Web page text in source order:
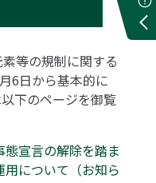
等の規制に関する
6日から基本的に
下のページを御覧
宣言の解除を踏ま
について（お知ら